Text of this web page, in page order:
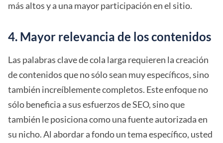
más altos y a una mayor participación en el sitio.
4. Mayor relevancia de los contenidos
Las palabras clave de cola larga requieren la creación
de contenidos que no sólo sean muy específicos, sino
también increíblemente completos. Este enfoque no
sólo beneficia a sus esfuerzos de SEO, sino que
también le posiciona como una fuente autorizada en
su nicho. Al abordar a fondo un tema específico, usted